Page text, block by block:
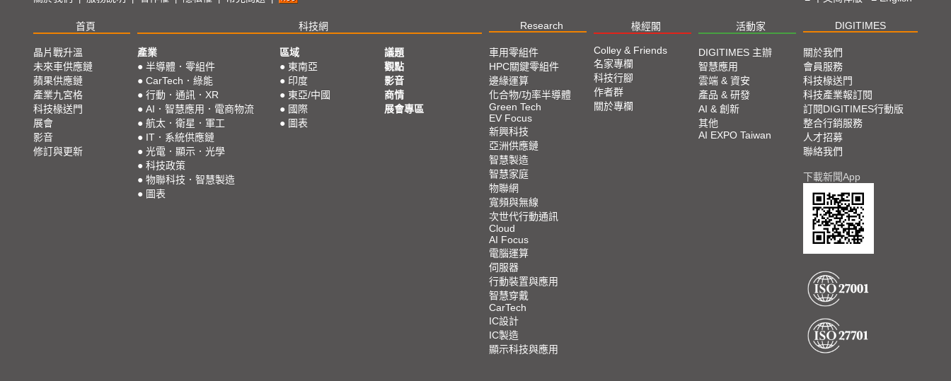
首頁 科技網 Research 椽經閣 活動家 DIGITIMES
晶片戰升溫
未來車供應鏈
蘋果供應鏈
產業九宮格
科技椽送門
展會
影音
修訂與更新
產業
● 半導體．零組件
● CarTech．綠能
● 行動．通訊．XR
● AI．智慧應用．電商物流
● 航太．衛星．軍工
● IT．系統供應鏈
● 光電．顯示．光學
● 科技政策
● 物聯科技．智慧製造
● 圖表
區域
● 東南亞
● 印度
● 東亞/中國
● 國際
● 圖表
議題
觀點
影音
商情
展會專區
車用零組件
HPC關鍵零組件
邊緣運算
化合物/功率半導體
Green Tech
EV Focus
新興科技
亞洲供應鏈
智慧製造
智慧家庭
物聯網
寬頻與無線
次世代行動通訊
Cloud
AI Focus
電腦運算
伺服器
行動裝置與應用
智慧穿戴
CarTech
IC設計
IC製造
顯示科技與應用
Colley & Friends
名家專欄
科技行腳
作者群
關於專欄
DIGITIMES 主辦
智慧應用
雲端 & 資安
產品 & 研發
AI & 創新
其他
AI EXPO Taiwan
關於我們
會員服務
科技椽送門
科技產業報訂閱
訂閱DIGITIMES行動版
整合行銷服務
人才招募
聯絡我們
下載新聞App